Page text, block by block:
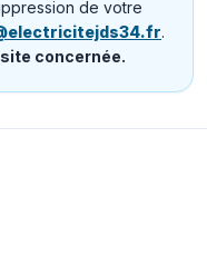
de votre
.
concernée.